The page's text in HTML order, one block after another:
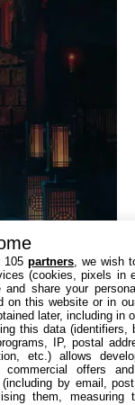
105partners, we wish
(cookies, pixels in
and share your
on this website or in
later, including in
this data (identifiers,
IP, postal
etc.) allows
commercial offers
(including by email,
them, measuring